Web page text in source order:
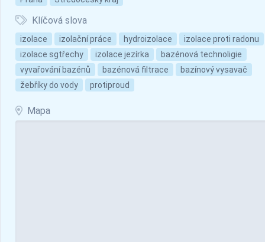
Klíčová slova
izolace izolační práce hydroizolace
izolace proti radonu
izolace sgtřechy
izolace jezírka
bazénová technoligie
vyvařování bazénů
bazénová filtrace
bazínový vysavač
žebříky do vody
protiproud
Mapa